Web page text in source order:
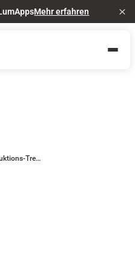
Mehr erfahren
Top 7 Produktions-Trends für 2022